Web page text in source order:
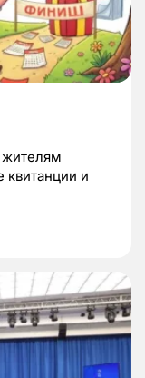
жителям
квитанции и